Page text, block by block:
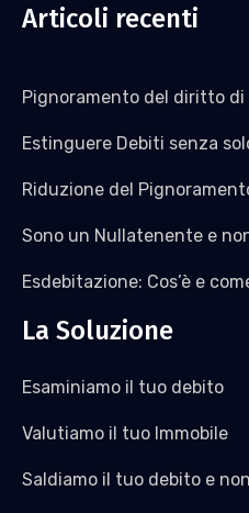
Articoli recenti
Pignoramento del diritto
Estinguere Debiti senza
Riduzione del
Sono un Nullatenente e
Esdebitazione: Cos’è e
La Soluzione
Esaminiamo il tuo debito
Valutiamo il tuo Immobile
Saldiamo il tuo debito e